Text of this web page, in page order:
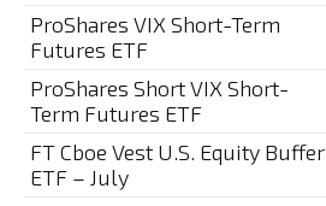
ProShares VIX Short-Term
Futures ETF
ProShares Short VIX Short-
Term Futures ETF
FT Cboe Vest U.S. Equity Buffer
ETF – July